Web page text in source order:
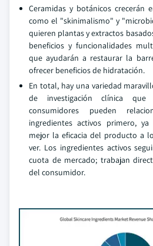
Ceramidas y botánicos crecerán
como el "skinimalismo" y
quieren plantas y extractos
beneficios y funcionalidades
que ayudarán a restaurar la
ofrecer beneficios de hidratación.
En total, hay una variedad
de investigación clínica
consumidores pueden
ingredientes activos primero,
mejor la eficacia del producto a
ver. Los ingredientes activos
cuota de mercado; trabajan
del consumidor.